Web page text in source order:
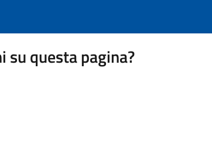
su questa pagina?